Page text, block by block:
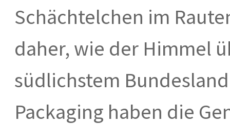
Schächtelchen im
daher, wie der Himmel
südlichstem
Packaging haben die